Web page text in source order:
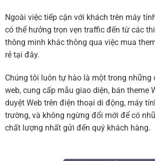
Ngoài việc tiếp cận với khách trên máy
có thể hưởng trọn vẹn traffic đến từ các
thông minh khác thông qua việc mua
rẻ tại đây.
Chúng tôi luôn tự hào là một trong những
web, cung cấp mẫu giao diện, bán theme
duyệt Web trên điện thoại di động, máy
trường, và không ngừng đổi mới để có
chất lượng nhất gửi đến quý khách hàng.